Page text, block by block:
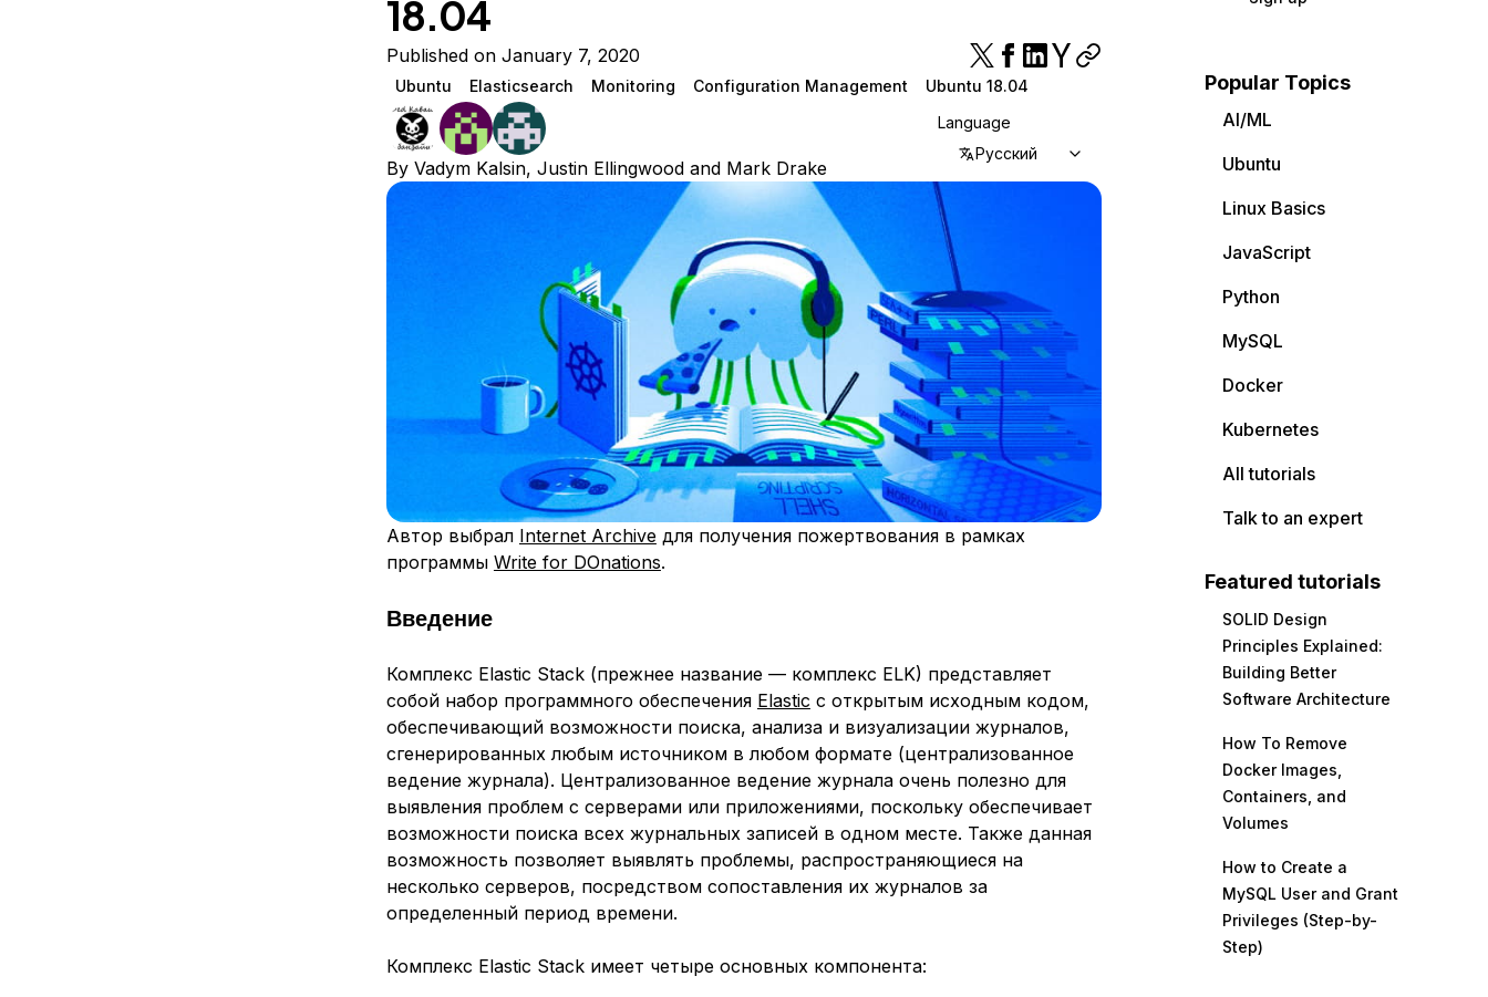
18.04
Published on January 7, 2020
Ubuntu Elasticsearch Monitoring Configuration Management Ubuntu 18.04
By Vadym Kalsin, Justin Ellingwoodand Mark Drake
Language
Русский
Автор выбрал Internet Archiveдля получения пожертвования в рамках
программы Write for DOnations.
Введение
Комплекс Elastic Stack (прежнее название — комплекс ELK) представляет
собой набор программного обеспечения Elastic с открытым исходным кодом,
обеспечивающий возможности поиска, анализа и визуализации журналов,
сгенерированных любым источником в любом формате (централизованное
ведение журнала). Централизованное ведение журнала очень полезно для
выявления проблем с серверами или приложениями, поскольку обеспечивает
возможности поиска всех журнальных записей в одном месте. Также данная
возможность позволяет выявлять проблемы, распространяющиеся на
несколько серверов, посредством сопоставления их журналов за
определенный период времени.
Комплекс Elastic Stack имеет четыре основных компонента:
Popular Topics
AI/ML
Ubuntu
Linux Basics
JavaScript
Python
MySQL
Docker
Kubernetes
All tutorials
Talk to an expert
Featured tutorials
SOLID Design
Principles Explained:
Building Better
Software Architecture
How To Remove
Docker Images,
Containers, and
Volumes
How to Create a
MySQL User and Grant
Privileges (Step-by-
Step)